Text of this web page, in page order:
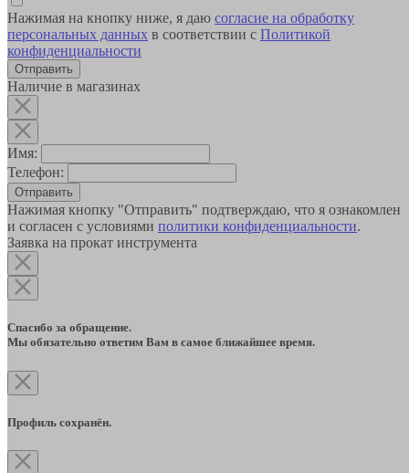
Нажимая на кнопку ниже, я даю согласие на обработку
персональных данных в соответствии с Политикой
конфиденциальности
Наличие в магазинах
Имя:
Телефон:
Отправить
Нажимая кнопку "Отправить" подтверждаю, что я ознакомлен
и согласен с условиями политики конфиденциальности.
Заявка на прокат инструмента
Спасибо за обращение.
Мы обязательно ответим Вам в самое ближайшее время.
Профиль сохранён.